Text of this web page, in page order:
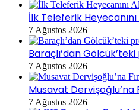
İlk Teleferik
7 Ağustos 2026
Baraçlı’dan
7 Ağustos 2026
Musavat Dervişoğlu’na
7 Ağustos 2026